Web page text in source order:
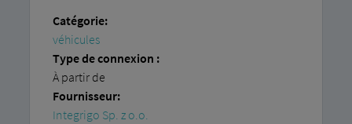
Catégorie:
véhicules
Type de connexion :
À partir de
Fournisseur:
Integrigo Sp. z o.o.